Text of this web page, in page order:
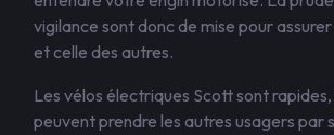
vigilance sont donc de mise pour
et celle des autres.
Les vélos électriques Scott sont
peuvent prendre les autres usagers par